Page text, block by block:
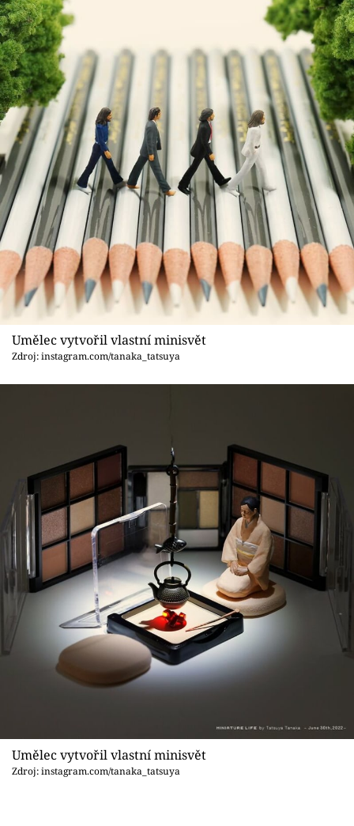
Umělec vytvořil vlastní minisvět
Zdroj: instagram.com/tanaka_tatsuya
Umělec vytvořil vlastní minisvět
Zdroj: instagram.com/tanaka_tatsuya